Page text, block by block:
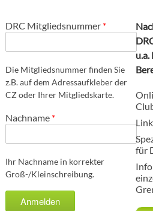
DRC Mitgliedsnummer *
Die Mitgliedsnummer finden Sie
z.B. auf dem Adressaufkleber der
CZ oder Ihrer Mitgliedskarte.
Nachname *
Ihr Nachname in korrekter
Groß-/Kleinschreibung.
u.a.
für